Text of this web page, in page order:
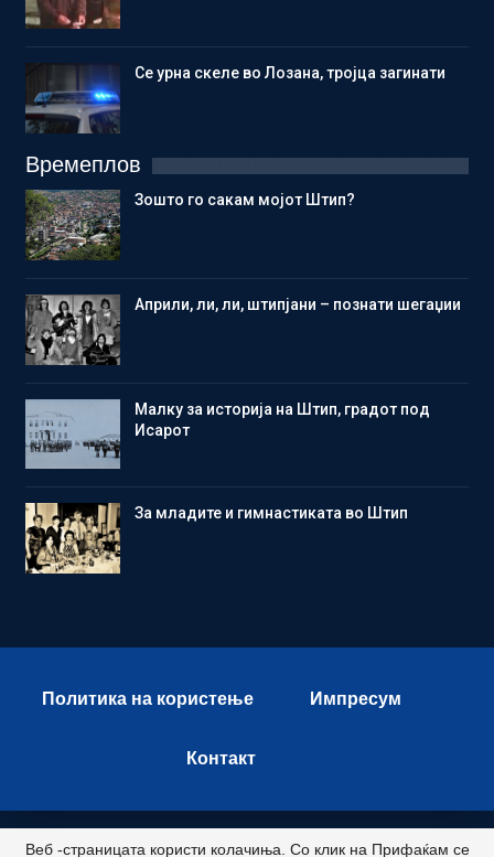
Се урна скеле во Лозана, тројца загинати
Времеплов
Зошто го сакам мојот Штип?
Aприли, ли, ли, штипјани – познати шегаџии
Малку за историја на Штип, градот под
Исарот
Зa младите и гимнастиката во Штип
Политика на користење Импресум
Контакт
Веб -страницата користи колачиња. Со клик на Прифаќам се